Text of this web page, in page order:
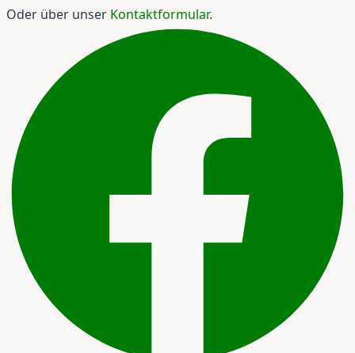
Oder über unser Kontaktformular.